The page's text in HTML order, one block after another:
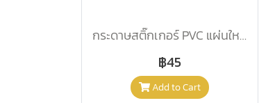
กระดาษสติ๊กเกอร์ PVC แผ่นใหญ่ คละสีสะท้อนแสง /แผ่น
฿45
Add to Cart